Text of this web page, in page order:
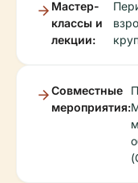
Мастер-
классы и
лекции:
Совместные
мероприятия: